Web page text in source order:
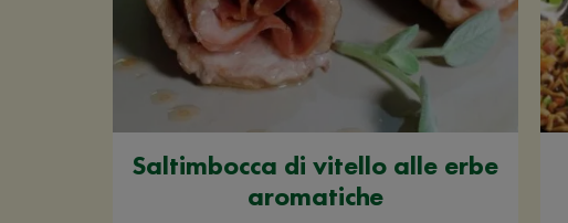
Saltimbocca di vitello alle erbe
aromatiche